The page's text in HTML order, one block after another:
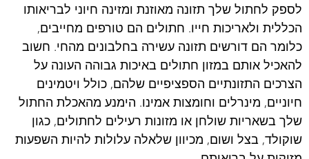
לספק לחתול שלך תזונה מאוזנת ומזינה חיוני לבריאותו
הכללית ולאריכות חייו. חתולים הם טורפים מחייבים,
כלומר הם דורשים תזונה עשירה בחלבונים מהחי. חשוב
להאכיל אותם במזון חתולים באיכות גבוהה העונה על
הצרכים התזונתיים הספציפיים שלהם, כולל ויטמינים
חיוניים, מינרלים וחומצות אמינו. הימנע מהאכלת החתול
שלך בשאריות שולחן או מזונות רעילים לחתולים, כגון
שוקולד, בצל ושום, מכיוון שלאלה עלולות להיות השפעות